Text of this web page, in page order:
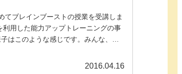
てブレインブーストの授業を受講しま
用した能力アップトレーニングの事
はこのような感じです。みんな、パ
2016.04.16